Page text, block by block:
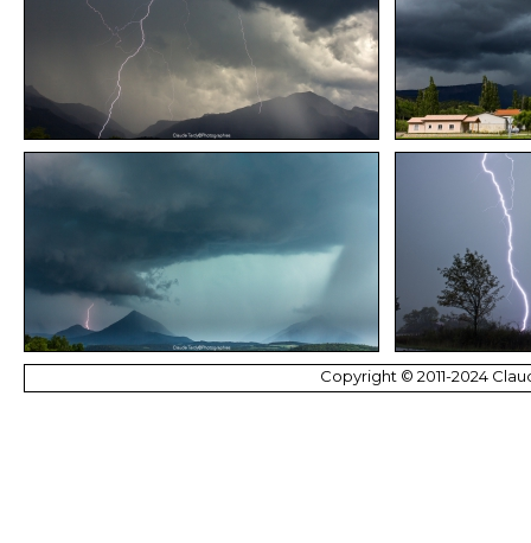
Copyright © 2011-2024